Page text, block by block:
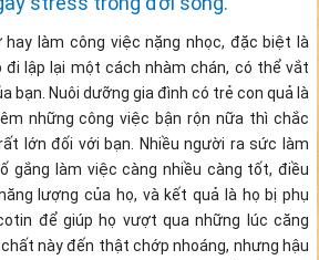
hay làm công việc nặng nhọc, đặc biệt là
đi lập lại một cách nhàm chán, có thể vắt
bạn. Nuôi dưỡng gia đình có trẻ con quả là
những công việc bận rộn nữa thì chắc
lớn đối với bạn. Nhiều người ra sức làm
gắng làm việc càng nhiều càng tốt, điều
lượng của họ, và kết quả là họ bị phụ
để giúp họ vượt qua những lúc căng
này đến thật chớp nhoáng, nhưng hậu